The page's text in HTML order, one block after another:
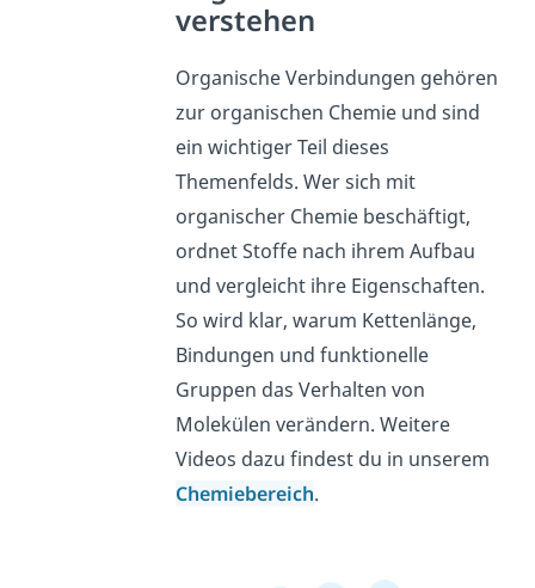
verstehen
Organische Verbindungen gehören
zur organischen Chemie und sind
ein wichtiger Teil dieses
Themenfelds. Wer sich mit
organischer Chemie beschäftigt,
ordnet Stoffe nach ihrem Aufbau
und vergleicht ihre Eigenschaften.
So wird klar, warum Kettenlänge,
Bindungen und funktionelle
Gruppen das Verhalten von
Molekülen verändern. Weitere
Videos dazu findest du in unserem
Chemiebereich.